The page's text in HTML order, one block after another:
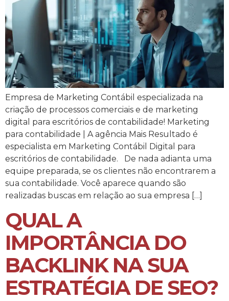
Empresa de Marketing Contábil especializada na
criação de processos comerciais e de marketing
digital para escritórios de contabilidade! Marketing
para contabilidade | A agência Mais Resultado é
especialista em Marketing Contábil Digital para
escritórios de contabilidade. De nada adianta uma
equipe preparada, se os clientes não encontrarem a
sua contabilidade. Você aparece quando são
realizadas buscas em relação ao sua empresa […]
QUAL A
IMPORTÂNCIA DO
BACKLINK NA SUA
ESTRATÉGIA DE SEO?